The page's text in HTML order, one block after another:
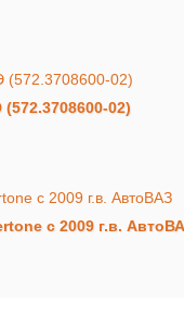
02)
c 2009 г.в.